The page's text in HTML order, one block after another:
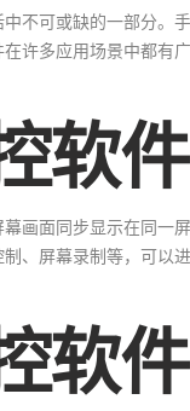
不可或缺的一部分
许多应用场景中都
软
画面同步显示在同一
、屏幕录制等，可以
软